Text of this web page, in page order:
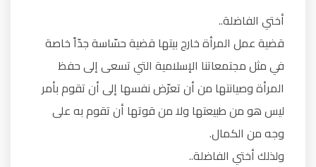
أختي الفاضلة..
قضية عمل المرأة خارج بيتها قضية حسّاسة جدّاً خاصة
في مثل مجتمعاتنا الإسلامية التي تسعى إلى حفظ
المرأة وصيانتها من أن تعرّض نفسها إلى أن تقوم بأمر
ليس هو من طبيعتها ولا من قوتها أن تقوم به على
وجه من الكمال.
ولذلك أختي الفاضلة..